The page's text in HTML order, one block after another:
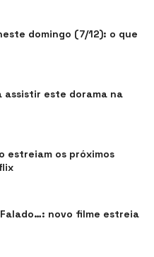
domingo (7/12): o que
assistir este dorama na
estreiam os próximos
novo filme estreia